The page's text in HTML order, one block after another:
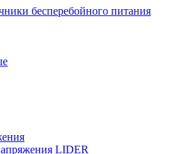
бесперебойного питания
LIDER